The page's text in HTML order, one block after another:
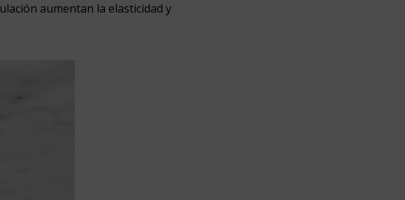
aumentan la elasticidad y